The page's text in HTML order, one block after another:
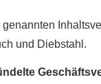
genannten
und Diebstahl.